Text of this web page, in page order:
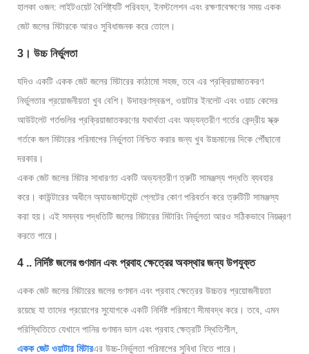
হালকা ওজন: লাইটওয়েট বৈশিষ্ট্যটি পরিবহন, ইনস্টলেশন এবং রক্ষণাবেক্ষণের সময় একক
জেট জলের মিটারকে আরও সুবিধাজনক করে তোলে।
3। উচ্চ নির্ভুলতা
যদিও একটি একক জেট জলের মিটারের কাঠামো সহজ, তবে এর প্রক্রিয়াজাতকরণ
নির্ভুলতার প্রয়োজনীয়তা খুব বেশি। উদাহরণস্বরূপ, ওয়াটার ইনলেট এবং ওয়াচ কেসের
আউটলেট গর্তগুলির প্রক্রিয়াজাতকরণের যথার্থতা এবং অভ্যন্তরীণ গর্তের কেন্দ্রীয় স্ক্রু
গর্তকে জল মিটারের পরিমাপের নির্ভুলতা নিশ্চিত করার জন্য খুব উচ্চমানের দিকে পৌঁছানো
দরকার।
একক জেট জলের মিটার সাধারণত একটি অভ্যন্তরীণ ত্রুটি সামঞ্জস্য পদ্ধতি ব্যবহার
করে। কাউন্টারের অধীনে অ্যাডজাস্টমেন্ট প্লেটের কোণ পরিবর্তন করে ত্রুটিটি সামঞ্জস্য
করা হয়। এই সমন্বয় পদ্ধতিটি জলের মিটারের মিটারিং নির্ভুলতা আরও সঠিকভাবে নিয়ন্ত্রণ
করতে পারে।
4 .. নির্দিষ্ট জলের গুণমান এবং প্রবাহ ক্ষেত্রের অবস্থার জন্য উপযুক্ত
একক জেট জলের মিটারের জলের গুণমান এবং প্রবাহ ক্ষেত্রের উচ্চতর প্রয়োজনীয়তা
রয়েছে যা তাদের প্রয়োগের সুযোগকে একটি নির্দিষ্ট পরিমাণে সীমাবদ্ধ করে। তবে, এমন
পরিস্থিতিতে যেখানে পানির গুণমান ভাল এবং প্রবাহ ক্ষেত্রটি স্থিতিশীল,
একক জেট ওয়াটার মিটারএর উচ্চ-নির্ভুলতা পরিমাপের সুবিধা নিতে পারে।